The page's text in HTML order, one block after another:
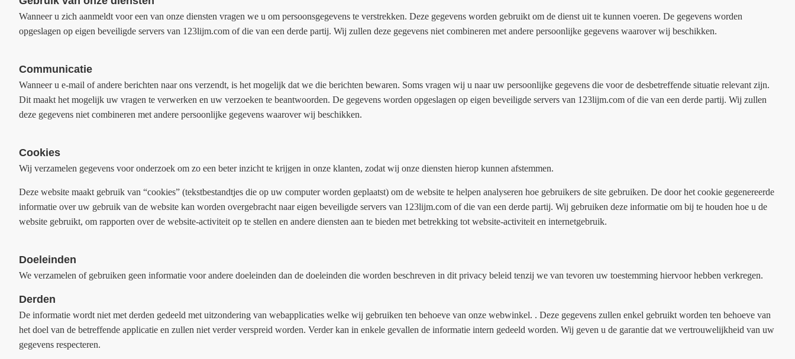
Wanneer u zich aanmeldt voor een van onze diensten vragen we u om persoonsgegevens te verstrekken. Deze gegevens worden gebruikt om de dienst uit te kunnen voeren. De gegevens worden
opgeslagen op eigen beveiligde servers van 123lijm.com of die van een derde partij. Wij zullen deze gegevens niet combineren met andere persoonlijke gegevens waarover wij beschikken.
Communicatie
Wanneer u e-mail of andere berichten naar ons verzendt, is het mogelijk dat we die berichten bewaren. Soms vragen wij u naar uw persoonlijke gegevens die voor de desbetreffende situatie relevant zijn.
Dit maakt het mogelijk uw vragen te verwerken en uw verzoeken te beantwoorden. De gegevens worden opgeslagen op eigen beveiligde servers van 123lijm.com of die van een derde partij. Wij zullen
deze gegevens niet combineren met andere persoonlijke gegevens waarover wij beschikken.
Cookies
Wij verzamelen gegevens voor onderzoek om zo een beter inzicht te krijgen in onze klanten, zodat wij onze diensten hierop kunnen afstemmen.
Deze website maakt gebruik van “cookies” (tekstbestandtjes die op uw computer worden geplaatst) om de website te helpen analyseren hoe gebruikers de site gebruiken. De door het cookie gegenereerde
informatie over uw gebruik van de website kan worden overgebracht naar eigen beveiligde servers van 123lijm.com of die van een derde partij. Wij gebruiken deze informatie om bij te houden hoe u de
website gebruikt, om rapporten over de website-activiteit op te stellen en andere diensten aan te bieden met betrekking tot website-activiteit en internetgebruik.
Doeleinden
We verzamelen of gebruiken geen informatie voor andere doeleinden dan de doeleinden die worden beschreven in dit privacy beleid tenzij we van tevoren uw toestemming hiervoor hebben verkregen.
Derden
De informatie wordt niet met derden gedeeld met uitzondering van webapplicaties welke wij gebruiken ten behoeve van onze webwinkel. . Deze gegevens zullen enkel gebruikt worden ten behoeve van
het doel van de betreffende applicatie en zullen niet verder verspreid worden. Verder kan in enkele gevallen de informatie intern gedeeld worden. Wij geven u de garantie dat we vertrouwelijkheid van uw
gegevens respecteren.